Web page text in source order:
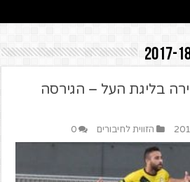
בליגת העל – הגירסה
הזווית לחיבורים 0